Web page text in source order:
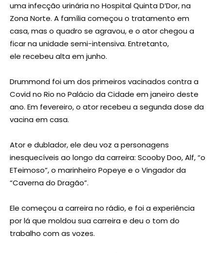
uma infecção urinária no Hospital Quinta D’Dor, na
Zona Norte. A família começou o tratamento em
casa, mas o quadro se agravou, e o ator chegou a
ficar na unidade semi-intensiva. Entretanto,
ele recebeu alta em junho.
Drummond foi um dos primeiros vacinados contra a
Covid no Rio no Palácio da Cidade em janeiro deste
ano. Em fevereiro, o ator recebeu a segunda dose da
vacina em casa.
Ator e dublador, ele deu voz a personagens
inesquecíveis ao longo da carreira: Scooby Doo, Alf, “o
ETeimoso”, o marinheiro Popeye e o Vingador da
“Caverna do Dragão”.
Ele começou a carreira no rádio, e foi a experiência
por lá que moldou sua carreira e deu o tom do
trabalho com as vozes.